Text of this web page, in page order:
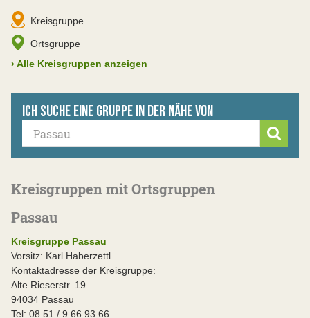
Kreisgruppe
Ortsgruppe
› Alle Kreisgruppen anzeigen
Ich suche eine Gruppe in der Nähe von
Kreisgruppen mit Ortsgruppen
Passau
Kreisgruppe Passau
Vorsitz: Karl Haberzettl
Kontaktadresse der Kreisgruppe:
Alte Rieserstr. 19
94034 Passau
Tel: 08 51 / 9 66 93 66